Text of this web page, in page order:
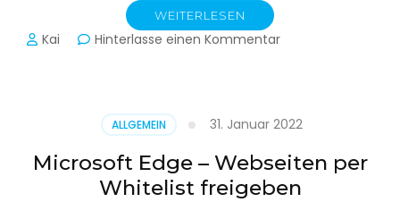
WEITERLESEN
Kai Hinterlasse einen Kommentarzu
(UPN)
im
Active
Directory
ALLGEMEIN 31. Januar 2022
Microsoft Edge – Webseiten per
Whitelist freigeben